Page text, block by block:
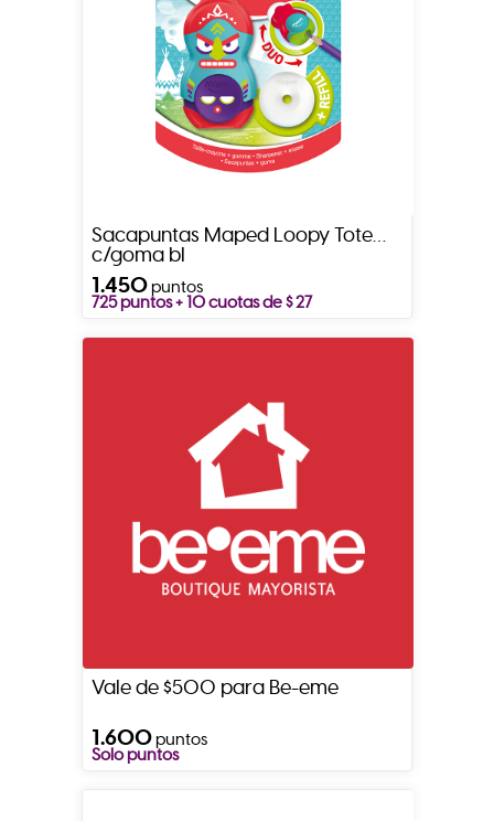
Sacapuntas Maped Loopy Totem
c/goma bl
1.450puntos
725 puntos + 10 cuotas de $ 27
Vale de $500 para Be-eme
1.600puntos
Solo puntos